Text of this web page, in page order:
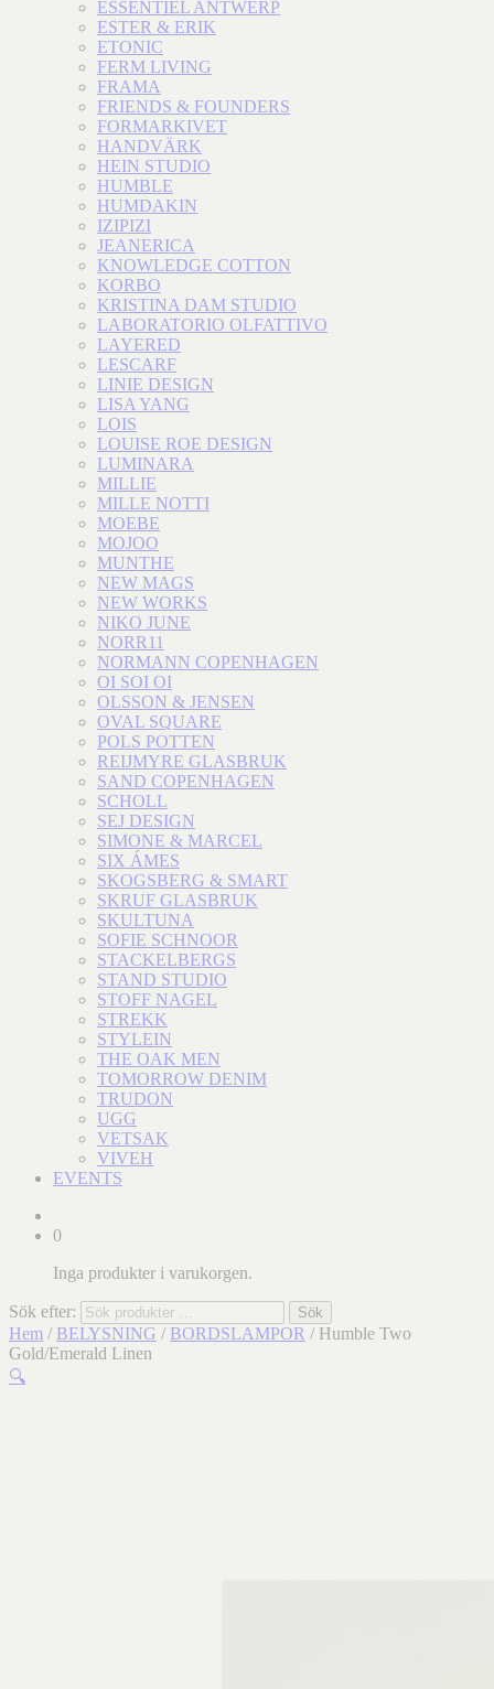
ESSENTIEL ANTWERP
ESTER & ERIK
ETONIC
FERM LIVING
FRAMA
FRIENDS & FOUNDERS
FORMARKIVET
HANDVÄRK
HEIN STUDIO
HUMBLE
HUMDAKIN
IZIPIZI
JEANERICA
KNOWLEDGE COTTON
KORBO
KRISTINA DAM STUDIO
LABORATORIO OLFATTIVO
LAYERED
LESCARF
LINIE DESIGN
LISA YANG
LOIS
LOUISE ROE DESIGN
LUMINARA
MILLIE
MILLE NOTTI
MOEBE
MOJOO
MUNTHE
NEW MAGS
NEW WORKS
NIKO JUNE
NORR11
NORMANN COPENHAGEN
OI SOI OI
OLSSON & JENSEN
OVAL SQUARE
POLS POTTEN
REIJMYRE GLASBRUK
SAND COPENHAGEN
SCHOLL
SEJ DESIGN
SIMONE & MARCEL
SIX ÁMES
SKOGSBERG & SMART
SKRUF GLASBRUK
SKULTUNA
SOFIE SCHNOOR
STACKELBERGS
STAND STUDIO
STOFF NAGEL
STREKK
STYLEIN
THE OAK MEN
TOMORROW DENIM
TRUDON
UGG
VETSAK
VIVEH
EVENTS
0
Inga produkter i varukorgen.
Sök efter: Sök
Hem / BELYSNING / BORDSLAMPOR / Humble Two
Gold/Emerald Linen
🔍